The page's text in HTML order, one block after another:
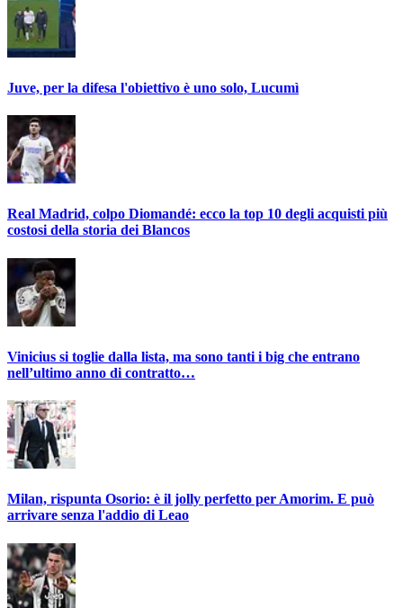
Juve, per la difesa l'obiettivo è uno solo, Lucumì
Real Madrid, colpo Diomandé: ecco la top 10 degli acquisti più
costosi della storia dei Blancos
Vinicius si toglie dalla lista, ma sono tanti i big che entrano
nell’ultimo anno di contratto…
Milan, rispunta Osorio: è il jolly perfetto per Amorim. E può
arrivare senza l'addio di Leao